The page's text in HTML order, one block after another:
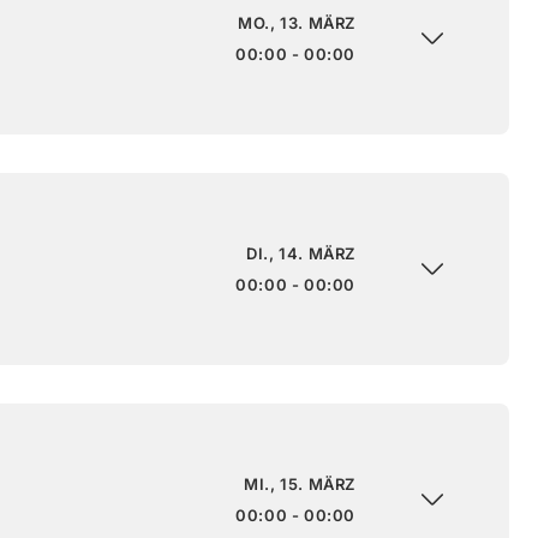
MO., 13. MÄRZ
00:00 - 00:00
DI., 14. MÄRZ
00:00 - 00:00
MI., 15. MÄRZ
00:00 - 00:00